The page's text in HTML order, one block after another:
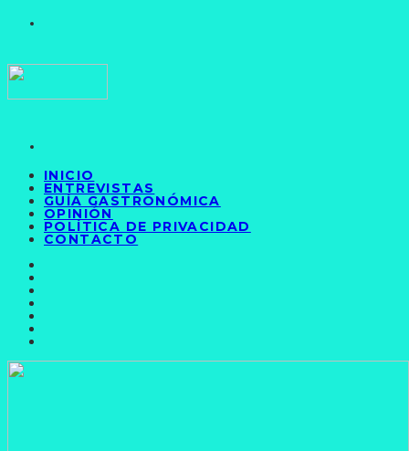
INICIO
ENTREVISTAS
GUÍA GASTRONÓMICA
OPINIÓN
POLÍTICA DE PRIVACIDAD
CONTACTO